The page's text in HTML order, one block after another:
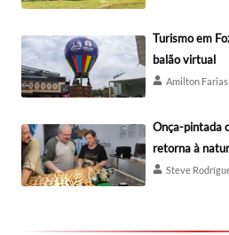
Turismo em
balão virtual
Amilton Farias
Onça-pintada
retorna à
Steve